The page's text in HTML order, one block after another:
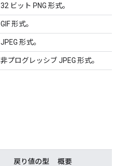
32 ビット PNG 形式。
GIF 形式。
JPEG 形式。
非プログレッシブ JPEG 形式。
戻り値の型 概要